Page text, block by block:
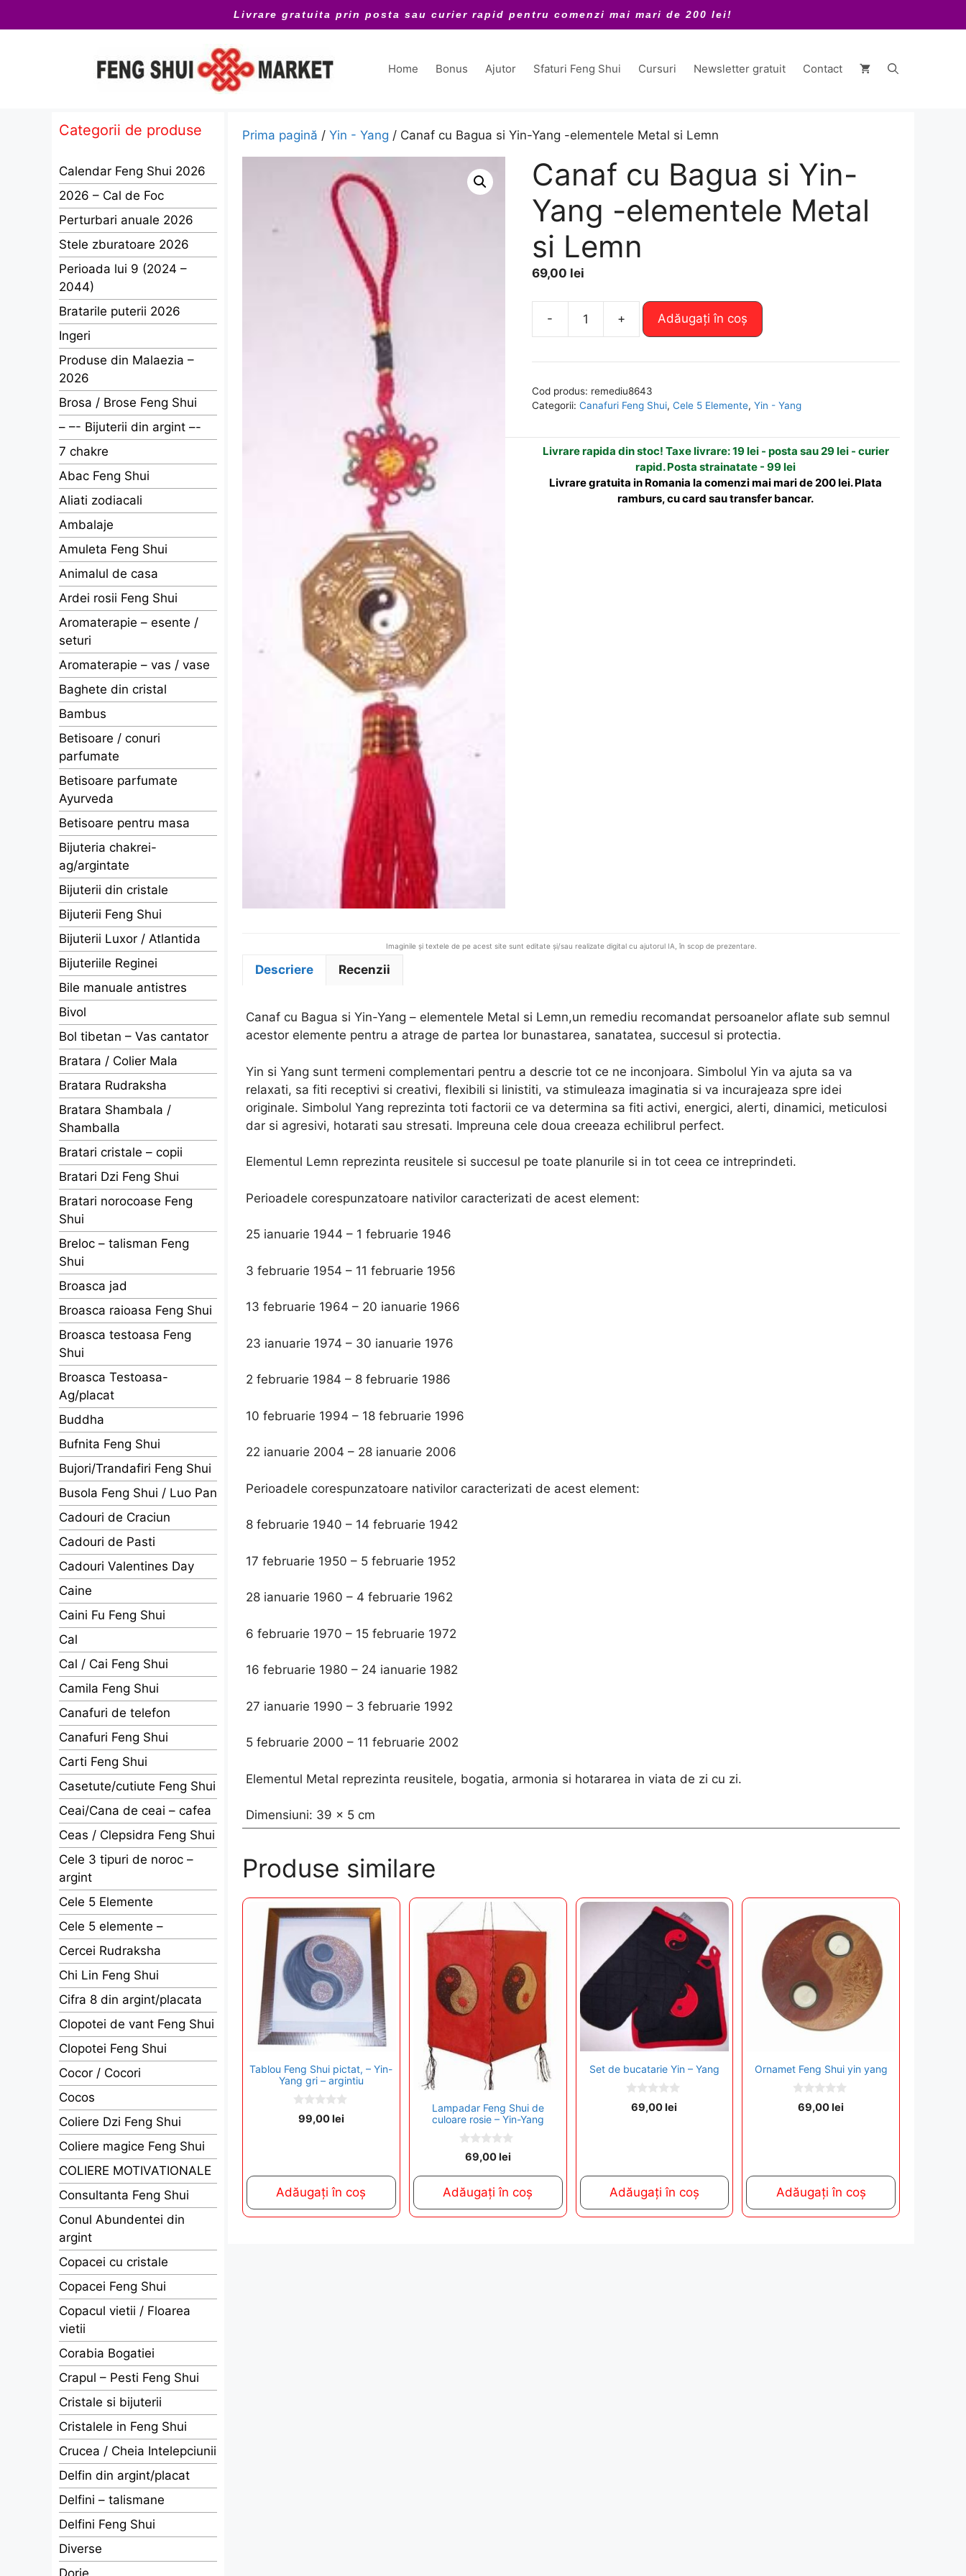
la
Livrare gratuita prin posta sau curier rapid pentru comenzi mai mari de 200 lei!
Home Bonus Ajutor Sfaturi Feng Shui Cursuri Newsletter gratuit Contact
Prima pagină / Yin - Yang / Canaf cu Bagua si Yin-Yang -elementele Metal si Lemn
Canaf cu Bagua si Yin-
Yang -elementele Metal
si Lemn
69,00 lei
-
cu
si
Yang
Metal
+ Adăugați în coș
e
n
t
Cod produs: remediu8643
Categorii: Canafuri Feng Shui, Cele 5 Elemente, Yin - Yang
Livrare rapida din stoc! Taxe livrare: 19 lei - posta sau 29 lei - curier
rapid. Posta strainatate - 99 lei
Livrare gratuita in Romania la comenzi mai mari de 200 lei. Plata
ramburs, cu card sau transfer bancar.
Imaginile și textele de pe acest site sunt editate și/sau realizate digital cu ajutorul IA, în scop de prezentare.
Descriere Recenzii
Canaf cu Bagua si Yin-Yang – elementele Metal si Lemn,un remediu recomandat persoanelor aflate sub semnul
acestor elemente pentru a atrage de partea lor bunastarea, sanatatea, succesul si protectia.
Yin si Yang sunt termeni complementari pentru a descrie tot ce ne inconjoara. Simbolul Yin va ajuta sa va
relaxati, sa fiti receptivi si creativi, flexibili si linistiti, va stimuleaza imaginatia si va incurajeaza spre idei
originale. Simbolul Yang reprezinta toti factorii ce va determina sa fiti activi, energici, alerti, dinamici, meticulosi
dar si agresivi, hotarati sau stresati. Impreuna cele doua creeaza echilibrul perfect.
Elementul Lemn reprezinta reusitele si succesul pe toate planurile si in tot ceea ce intreprindeti.
Perioadele corespunzatoare nativilor caracterizati de acest element:
25 ianuarie 1944 – 1 februarie 1946
3 februarie 1954 – 11 februarie 1956
13 februarie 1964 – 20 ianuarie 1966
23 ianuarie 1974 – 30 ianuarie 1976
2 februarie 1984 – 8 februarie 1986
10 februarie 1994 – 18 februarie 1996
22 ianuarie 2004 – 28 ianuarie 2006
Perioadele corespunzatoare nativilor caracterizati de acest element:
8 februarie 1940 – 14 februarie 1942
17 februarie 1950 – 5 februarie 1952
28 ianuarie 1960 – 4 februarie 1962
6 februarie 1970 – 15 februarie 1972
16 februarie 1980 – 24 ianuarie 1982
27 ianuarie 1990 – 3 februarie 1992
5 februarie 2000 – 11 februarie 2002
Elementul Metal reprezinta reusitele, bogatia, armonia si hotararea in viata de zi cu zi.
Dimensiuni: 39 x 5 cm
Produse similare
Tablou Feng Shui pictat, – Yin-
Yang gri – argintiu
5
99,00lei
Adăugați în coș
Lampadar Feng Shui de
culoare rosie – Yin-Yang
o
5
69,00 lei
Adăugați în coș
Set de bucatarie Yin – Yang
0
o69,00lei
Adăugați în coș
Ornamet Feng Shui yin yang
69,00lei
Adăugați în coș
Categorii de produse
Calendar Feng Shui 2026
2026 – Cal de Foc
Perturbari anuale 2026
Stele zburatoare 2026
Perioada lui 9 (2024 –
2044)
Bratarile puterii 2026
Ingeri
Produse din Malaezia –
2026
Brosa / Brose Feng Shui
– –- Bijuterii din argint –-
7 chakre
Abac Feng Shui
Aliati zodiacali
Ambalaje
Amuleta Feng Shui
Animalul de casa
Ardei rosii Feng Shui
Aromaterapie – esente /
seturi
Aromaterapie – vas / vase
Baghete din cristal
Bambus
Betisoare / conuri
parfumate
Betisoare parfumate
Ayurveda
Betisoare pentru masa
Bijuteria chakrei-
ag/argintate
Bijuterii din cristale
Bijuterii Feng Shui
Bijuterii Luxor / Atlantida
Bijuteriile Reginei
Bile manuale antistres
Bivol
Bol tibetan – Vas cantator
Bratara / Colier Mala
Bratara Rudraksha
Bratara Shambala /
Shamballa
Bratari cristale – copii
Bratari Dzi Feng Shui
Bratari norocoase Feng
Shui
Breloc – talisman Feng
Shui
Broasca jad
Broasca raioasa Feng Shui
Broasca testoasa Feng
Shui
Broasca Testoasa-
Ag/placat
Buddha
Bufnita Feng Shui
Bujori/Trandafiri Feng Shui
Busola Feng Shui / Luo Pan
Cadouri de Craciun
Cadouri de Pasti
Cadouri Valentines Day
Caine
Caini Fu Feng Shui
Cal
Cal / Cai Feng Shui
Camila Feng Shui
Canafuri de telefon
Canafuri Feng Shui
Carti Feng Shui
Casetute/cutiute Feng Shui
Ceai/Cana de ceai – cafea
Ceas / Clepsidra Feng Shui
Cele 3 tipuri de noroc –
argint
Cele 5 Elemente
Cele 5 elemente –
Cercei Rudraksha
Chi Lin Feng Shui
Cifra 8 din argint/placata
Clopotei de vant Feng Shui
Clopotei Feng Shui
Cocor / Cocori
Cocos
Coliere Dzi Feng Shui
Coliere magice Feng Shui
COLIERE MOTIVATIONALE
Consultanta Feng Shui
Conul Abundentei din
argint
Copacei cu cristale
Copacei Feng Shui
Copacul vietii / Floarea
vietii
Corabia Bogatiei
Crapul – Pesti Feng Shui
Cristale si bijuterii
Cristalele in Feng Shui
Crucea / Cheia Intelepciunii
Delfin din argint/placat
Delfini – talismane
Delfini Feng Shui
Diverse
Dorje